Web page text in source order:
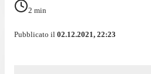
2 min
Pubblicato il 02.12.2021, 22:23